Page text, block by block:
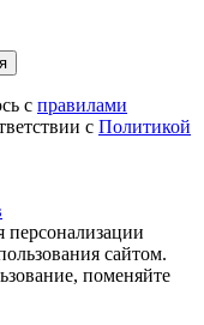
с правилами
с Политикой
персонализации
сайтом.
поменяйте